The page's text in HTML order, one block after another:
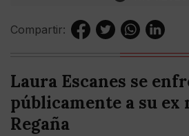
Compartir:
Laura Escanes se
públicamente a su ex
Regaña